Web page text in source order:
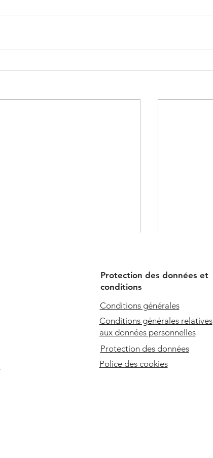
Comment créer un nœud de
Protection des données et
conditions
Conditions générales
Conditions générales relatives
aux données personnelles
Protection des données
Police des cookies